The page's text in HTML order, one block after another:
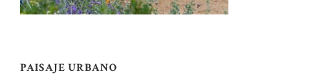
PAISAJE URBANO